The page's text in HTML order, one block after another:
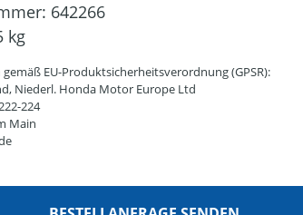
642266
kg
EU-Produktsicherheitsverordnung (GPSR):
Niederl. Honda Motor Europe Ltd
224
Main